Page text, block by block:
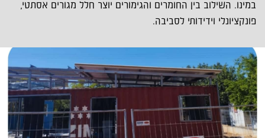
במינו. השילוב בין החומרים והגימורים יוצר חלל מגורים אסתטי,
פונקציונלי וידידותי לסביבה.